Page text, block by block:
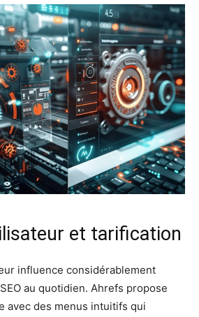
et tarification
influence considérablement
au quotidien. Ahrefs propose
avec des menus intuitifs qui